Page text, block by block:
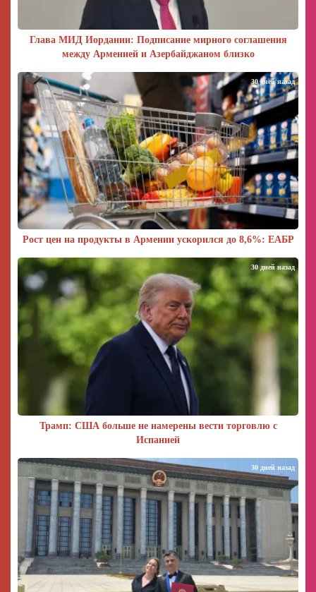
Глава МИД Иордании: Подписание мирного соглашения
между Арменией и Азербайджаном близко
Рост цен на продукты в Армении ускорился до 8,6%: ЕАБР
30 дней назад
Трамп: США больше не намерены вести торговлю с
Испанией
30 дней назад
30 дней назад